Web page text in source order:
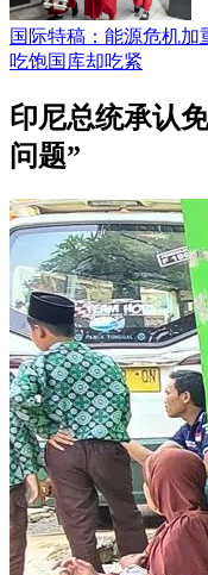
国际特稿：能源危机加
吃饱国库却吃紧
印尼总统承认
问题”